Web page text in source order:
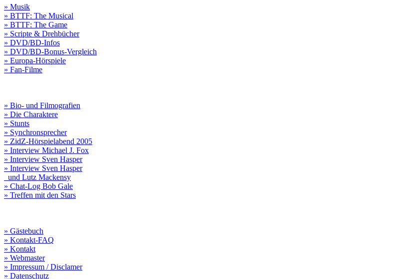
» Musik
» BTTF: The Musical
» BTTF: The Game
» Scripte & Drehbücher
» DVD/BD-Infos
» DVD/BD-Bonus-Vergleich
» Europa-Hörspiele
» Fan-Filme
» Bio- und Filmografien
» Die Charaktere
» Stunts
» Synchronsprecher
» ZidZ-Hörspielabend 2005
» Interview Michael J. Fox
» Interview Sven Hasper
» Interview Sven Hasper
und Lutz Mackensy
» Chat-Log Bob Gale
» Treffen mit den Stars
» Gästebuch
» Kontakt-FAQ
» Kontakt
» Webmaster
» Impressum / Disclamer
» Datenschutz